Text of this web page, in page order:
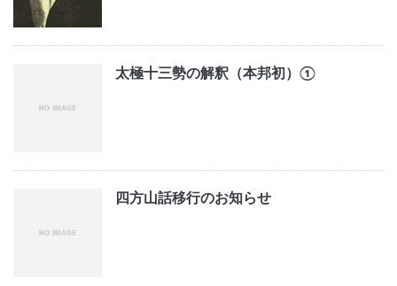
太極十三勢の解釈（本邦初）①
四方山話移行のお知らせ